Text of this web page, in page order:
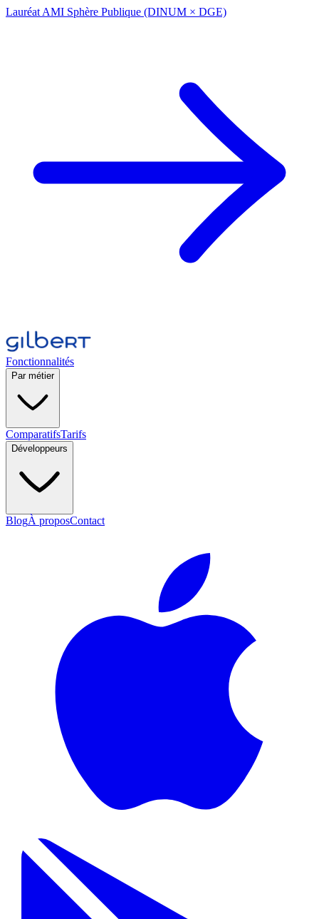
Lauréat AMI Sphère Publique (DINUM × DGE)
Fonctionnalités
Par métier
ComparatifsTarifs
Développeurs
BlogÀ proposContact